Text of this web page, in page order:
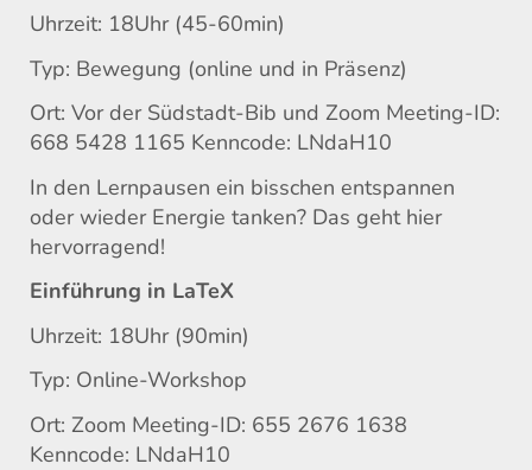
Uhrzeit: 18Uhr (45-60min)
Typ: Bewegung (online und in Präsenz)
Ort: Vor der Südstadt-Bib und Zoom Meeting-ID:
668 5428 1165 Kenncode: LNdaH10
In den Lernpausen ein bisschen entspannen
oder wieder Energie tanken? Das geht hier
hervorragend!
Einführung in LaTeX
Uhrzeit: 18Uhr (90min)
Typ: Online-Workshop
Ort: Zoom Meeting-ID: 655 2676 1638
Kenncode: LNdaH10